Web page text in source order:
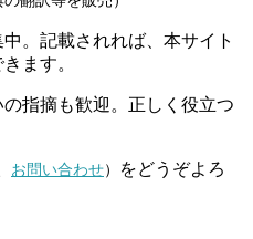
。記載されれば、本サイト
ます。
指摘も歓迎。正しく役立つ
お問い合わせ）
をどうぞよろ